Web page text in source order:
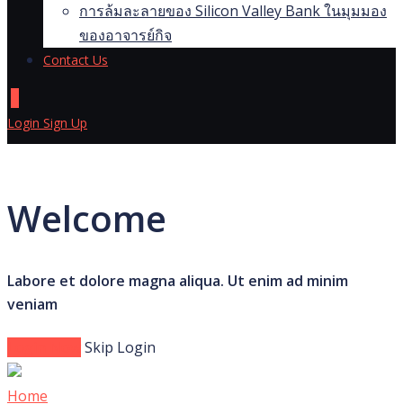
การล้มละลายของ Silicon Valley Bank ในมุมมอง
ของอาจารย์กิจ
Contact Us
Login Sign Up
Welcome
Labore et dolore magna aliqua. Ut enim ad minim
veniam
Skip Login
Home